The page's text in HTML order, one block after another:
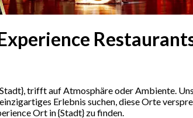
trifft auf Atmosphäre oder Ambiente.
Erlebnis suchen, diese Orte
Ort in {Stadt} zu finden.